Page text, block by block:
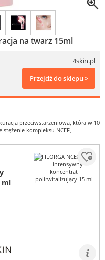
na twarz 15ml
4skin.pl
Przejdź do sklepu >
przeciwstarzeniowa, która w 10
kompleksu NCEF,
ml